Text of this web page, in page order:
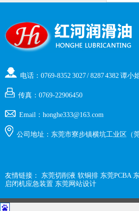
电话：0769-8352 3027 / 8287 4382 谭小姐
传真：0769-22906450
Email：honghe333@163.com
公司地址：东莞市寮步镇横坑工业区（
友情链接： 东莞切削液 软铜排 东莞PCBA
启闭机应急装置 东莞网站设计